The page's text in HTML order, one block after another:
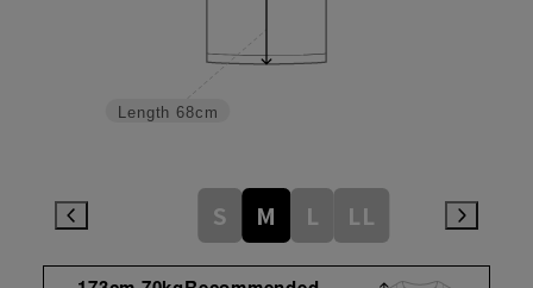
Length 68cm
S M L LL